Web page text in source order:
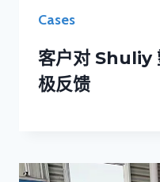
Cases
客户对 Shuliy
极反馈